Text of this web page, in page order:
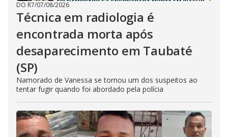
DO R7/07/08/2026
Técnica em radiologia é
encontrada morta após
desaparecimento em Taubaté
(SP)
Namorado de Vanessa se tornou um dos suspeitos ao
tentar fugir quando foi abordado pela polícia